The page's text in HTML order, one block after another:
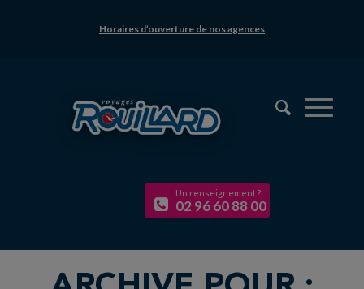
Horaires d’ouverture de nos agences
Un renseignement ?
02 96 60 88 00